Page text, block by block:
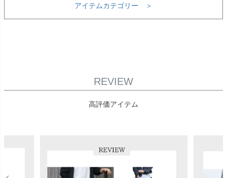
アイテムカテゴリー ＞
REVIEW
高評価アイテム